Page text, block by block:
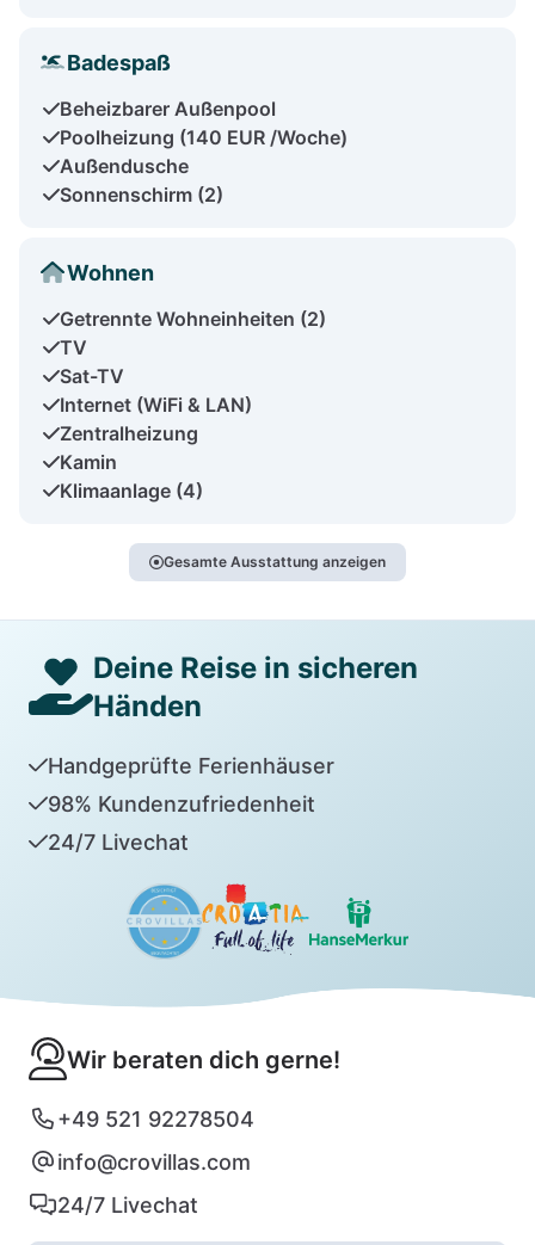
Badespaß
Beheizbarer Außenpool
Poolheizung (140 EUR /Woche)
Außendusche
Sonnenschirm (2)
Wohnen
Getrennte Wohneinheiten (2)
TV
Sat-TV
Internet (WiFi & LAN)
Zentralheizung
Kamin
Klimaanlage (4)
Gesamte Ausstattung anzeigen
Deine Reise in sicheren
Händen
Handgeprüfte Ferienhäuser
98% Kundenzufriedenheit
24/7 Livechat
Wir beraten dich gerne!
+49 521 92278504
info@crovillas.com
24/7 Livechat